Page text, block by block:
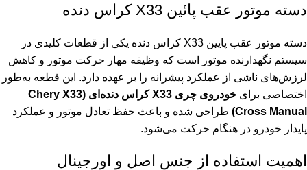
دسته موتور عقب پائین X33 کراس دنده
دسته موتور عقب پایین X33 کراس دنده یکی از قطعات کلیدی در
سیستم نگهدارنده موتور است که وظیفه مهار حرکت موتور و کاهش
لرزش‌های ناشی از عملکرد پیشرانه را بر عهده دارد. این قطعه به‌طور
اختصاصی برای
خودروی چری X33 کراس دنده‌ای (Chery X33
Cross Manual) طراحی شده و باعث حفظ تعادل موتور و عملکرد
پایدار خودرو در هنگام حرکت می‌شود.
اهمیت استفاده از جنس اصل و اورجینال